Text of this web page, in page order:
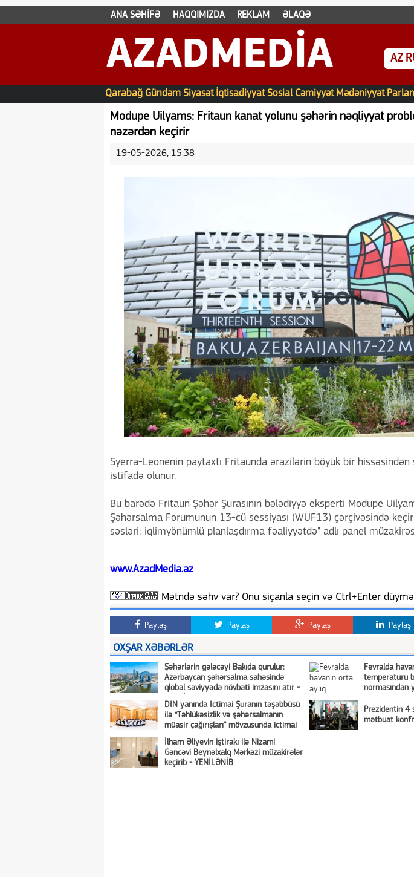
ANA SƏHİFƏ HAQQIMIZDA REKLAM ƏLAQƏ
AZADMEDIA AZ
Qarabağ Gündəm Siyasət İqtisadiyyat Sosial Cəmiyyət Mədəniyyət
Modupe Uilyams: Fritaun kanat yolunu şəhərin nəqliyyat
nəzərdən keçirir
19-05-2026, 15:38
Syerra-Leonenin paytaxtı Fritaunda ərazilərin böyük bir
istifadə olunur.
Bu barədə Fritaun Şəhər Şurasının bələdiyyə eksperti Modupe
Şəhərsalma Forumunun 13-cü sessiyası (WUF13) çərçivəsində
səsləri: iqlimyönümlü planlaşdırma fəaliyyətdə" adlı panel
www.AzadMedia.az
Mətndə səhv var? Onu siçanla seçin və Ctrl+Enter
Paylaş Paylaş Paylaş Paylaş
OXŞAR XƏBƏRLƏR
Şəhərlərin gələcəyi Bakıda qurulur:
Azərbaycan şəhərsalma sahəsində
qlobal səviyyədə növbəti imzasını atır -
TƏHLİL
Fevralda
temperaturu
normasından
DİN yanında İctimai Şuranın təşəbbüsü
ilə “Təhlükəsizlik və şəhərsalmanın
müasir çağırışları” mövzusunda ictimai
müzakirə keçirilmişdir
Prezidentin 4
mətbuat
İlham Əliyevin iştirakı ilə Nizami
Gəncəvi Beynəlxalq Mərkəzi müzakirələr
keçirib - YENİLƏNİB